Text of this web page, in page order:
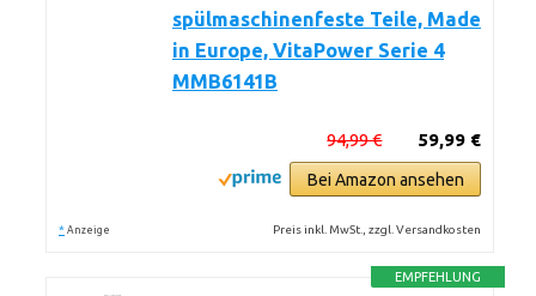
spülmaschinenfeste Teile, Made
in Europe, VitaPower Serie 4
MMB6141B
59,99 €
94,99 €
Bei Amazon ansehen
* Anzeige Preis inkl. MwSt., zzgl. Versandkosten
EMPFEHLUNG